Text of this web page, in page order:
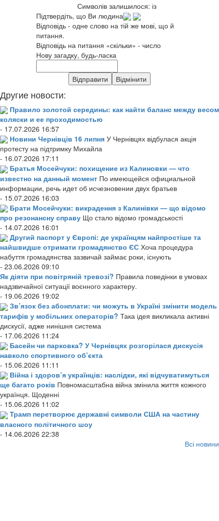
Символів залишилося: із
Підтвердіть, що Ви людина
Відповідь - одне слово на тій же мові, що й
питання.
Відповідь на питання «скільки» - число
Нову загадку, будь-ласка
Другие новости:
Правило золотой середины: как найти баланс между весом
коляски и ее проходимостью
- 17.07.2026 16:57
Новини Чернівців 16 липня У Чернівцях відбулася акція
протесту на підтримку Михайла
- 16.07.2026 17:11
Братья Мосейчуки: похищение из Калиновки — что
известно на данный момент По имеющейся официальной
информации, речь идет об исчезновении двух братьев
- 15.07.2026 16:03
Брати Мосейчуки: викрадення з Калинівки — що відомо
про резонансну справу Що стало відомо громадськості
- 14.07.2026 16:01
Другий паспорт у Європі: де українцям найпростіше та
найшвидше отримати громадянство ЄС Хоча процедура
набуття громадянства зазвичай займає роки, існують
- 23.06.2026 09:10
Як діяти при повітряній тревозі? Правила поведінки в умовах
надзвичайної ситуації воєнного характеру.
- 19.06.2026 19:02
Зв’язок без абонплати: чи можуть в Україні змінити модель
тарифів у мобільних операторів? Така ідея викликала активні
дискусії, адже нинішня система
- 17.06.2026 11:24
Басейн чи парковка? У Чернівцях розгорілася дискусія
навколо спортивного об’єкта
- 15.06.2026 11:11
Війна і здоров’я українців: наслідки, які відчуватимуться
ще багато років Повномасштабна війна змінила життя кожного
українця. Щоденні
- 15.06.2026 11:02
Трамп перетворює державні символи США на частину
власного політичного шоу
- 14.06.2026 22:38
Всі новини